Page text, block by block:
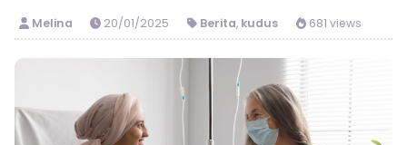
Melina 20/01/2025 Berita, kudus 681 views